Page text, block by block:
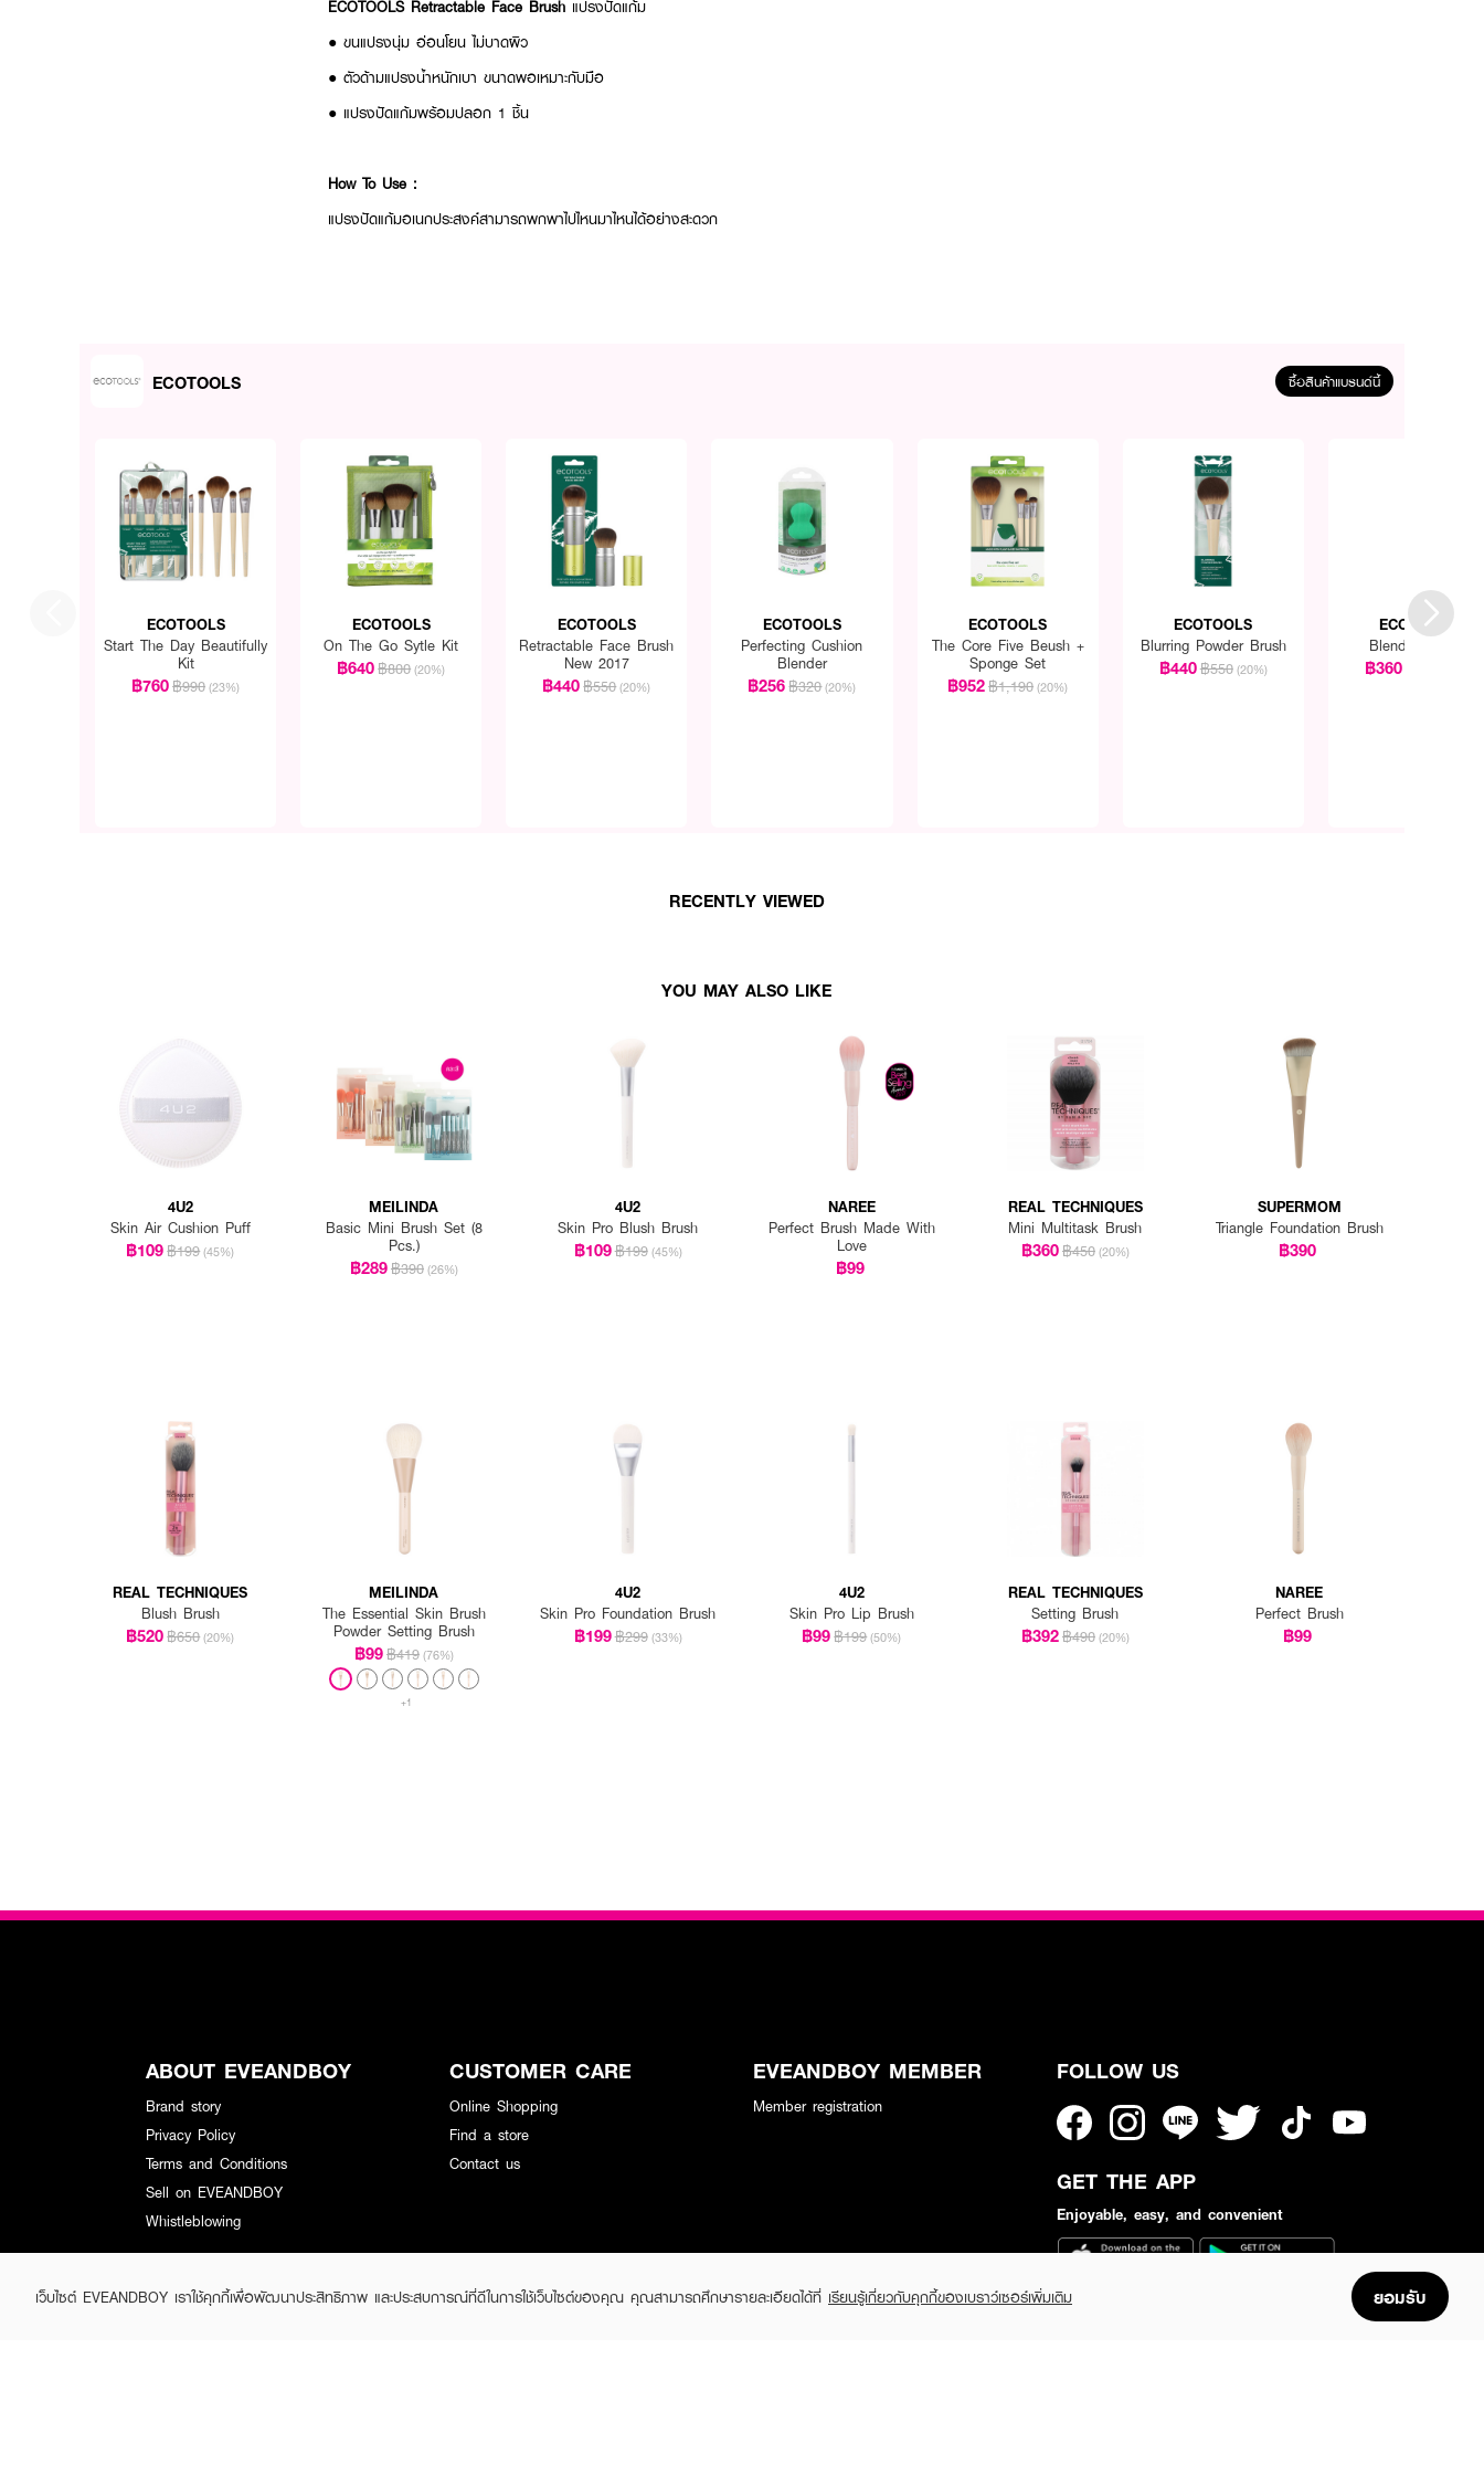
ECOTOOLS Retractable Face Brush แปรงปัดแก้ม
● ขนแปรงนุ่ม อ่อนโยน ไม่บาดผิว
● ตัวด้ามแปรงน้ำหนักเบา ขนาดพอเหมาะกับมือ
● แปรงปัดแก้มพร้อมปลอก 1 ชิ้น
How To Use :
แปรงปัดแก้มอเนกประสงค์สามารถพกพาไปไหนมาไหนได้อย่างสะดวก
ECOTOOLS ซื้อสินค้าแบรนด์นี้
ECOTOOLS
Start The Day Beautifully
Kit
฿760฿990 (23%)
ECOTOOLS
On The Go Sytle Kit
฿640฿800 (20%)
ECOTOOLS
Retractable Face Brush
New 2017
฿440฿550 (20%)
ECOTOOLS
Perfecting Cushion
Blender
฿256฿320 (20%)
ECOTOOLS
The Core Five Beush +
Sponge Set
฿952฿1,190 (20%)
ECOTOOLS
Blurring Powder Brush
฿440฿550 (20%)
ECOTOOLS
Blending Brush
฿360
RECENTLY VIEWED
YOU MAY ALSO LIKE
4U2
Skin Air Cushion Puff
฿109฿199 (45%)
MEILINDA
Basic Mini Brush Set (8
Pcs.)
฿289฿390 (26%)
4U2
Skin Pro Blush Brush
฿109฿199 (45%)
NAREE
Perfect Brush Made With
Love
฿99
REAL TECHNIQUES
Mini Multitask Brush
฿360฿450 (20%)
SUPERMOM
Triangle Foundation Brush
฿390
REAL TECHNIQUES
Blush Brush
฿520฿650 (20%)
MEILINDA
The Essential Skin Brush
Powder Setting Brush
฿99฿419 (76%)
+1
4U2
Skin Pro Foundation Brush
฿199฿299 (33%)
4U2
Skin Pro Lip Brush
฿99฿199 (50%)
REAL TECHNIQUES
Setting Brush
฿392฿490 (20%)
NAREE
Perfect Brush
฿99
เว็บไซต์ EVEANDBOY เราใช้คุกกี้เพื่อพัฒนาประสิทธิภาพ และประสบการณ์ที่ดีในการใช้เว็บไซต์ของคุณ คุณสามารถศึกษารายละเอียดได้ที่ เรียนรู้เกี่ยวกับคุกกี้ของเบราว์เซอร์เพิ่มเติม ยอมรับ
ABOUT EVEANDBOY
Brand story
Privacy Policy
Terms and Conditions
Sell on EVEANDBOY
Whistleblowing
CUSTOMER CARE
Online Shopping
Find a store
Contact us
EVEANDBOY MEMBER
Member registration
FOLLOW US
GET THE APP
Enjoyable, easy, and convenient